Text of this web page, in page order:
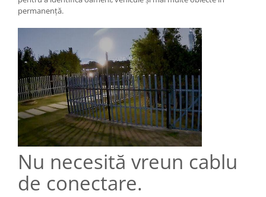
permanență.
Nu necesită vreun cablu
de conectare.